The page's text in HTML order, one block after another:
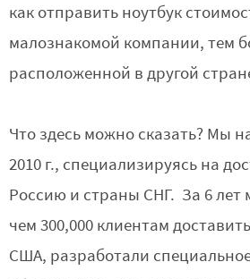
как отправить ноутбук
малознакомой компании, тем
расположенной в другой
Что здесь можно сказать? Мы
2010 г., специализируясь на
Россию и страны СНГ. За 6 лет
чем 300,000 клиентам
США, разработали